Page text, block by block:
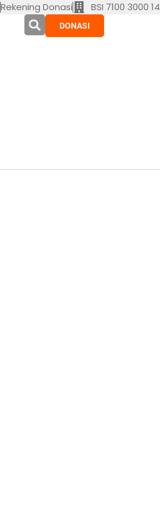
Rekening Donasi BSI 7100 3000 14
DONASI